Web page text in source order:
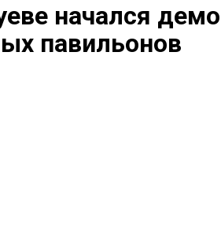
начался
павильонов